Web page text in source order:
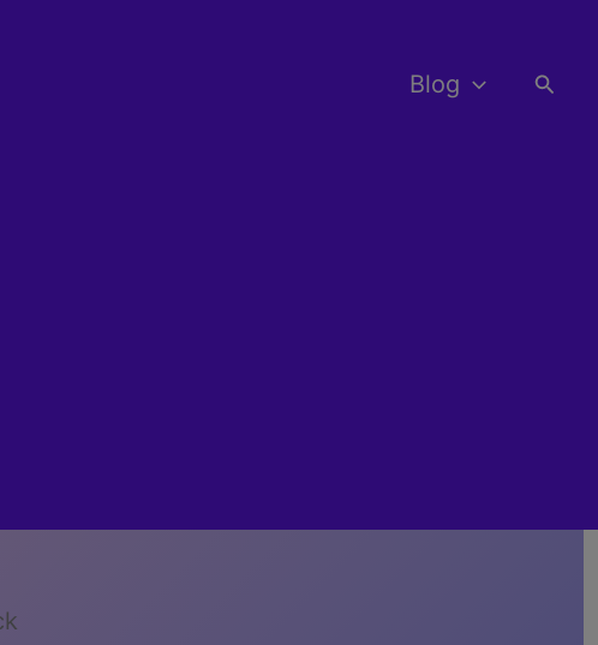
Blog